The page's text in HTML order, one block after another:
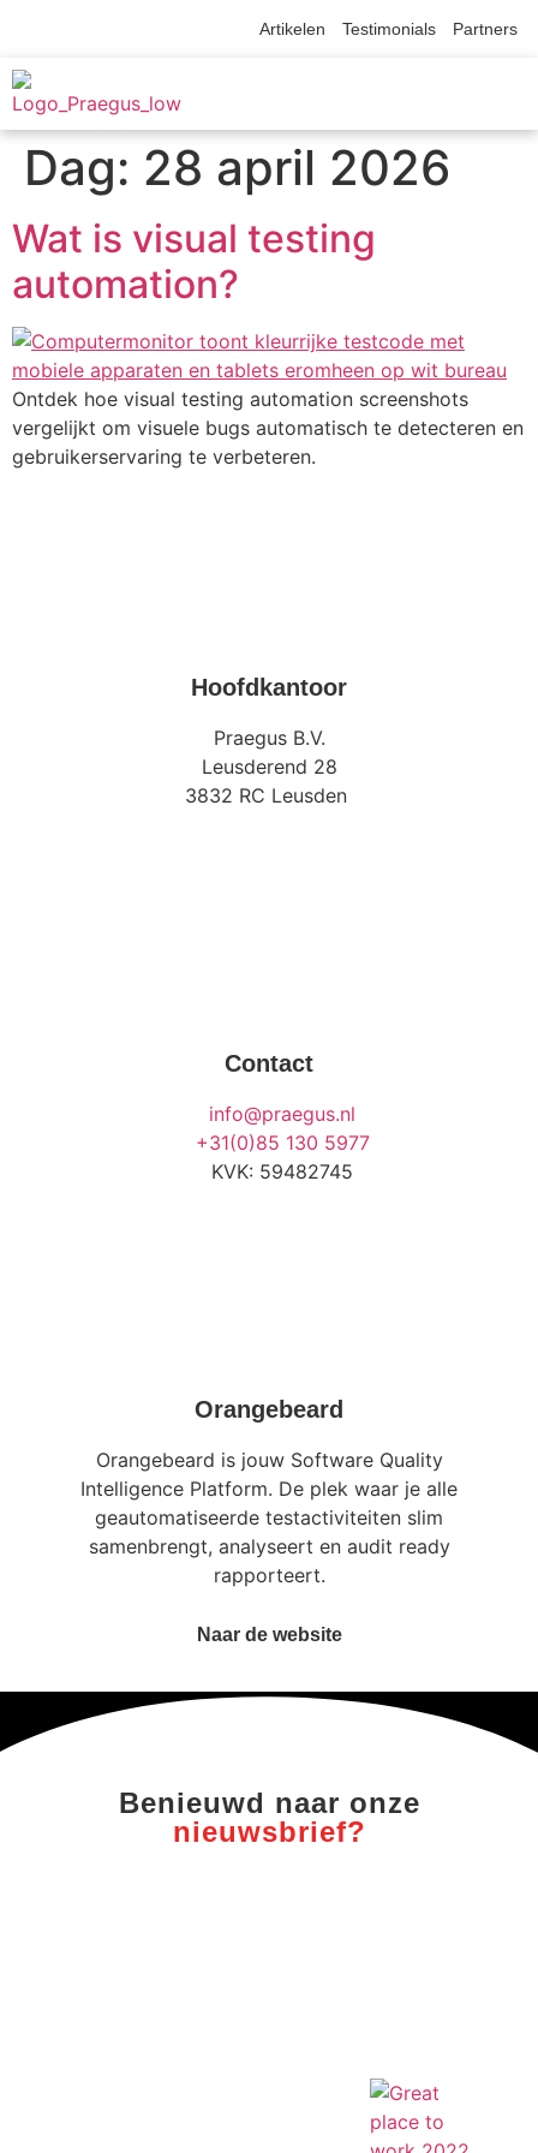
Artikelen Testimonials Partners
Dag: 28 april 2026
Wat is visual testing
automation?
Ontdek hoe visual testing automation screenshots
vergelijkt om visuele bugs automatisch te detecteren en
gebruikerservaring te verbeteren.
Hoofdkantoor
Praegus B.V.
Leusderend 28
3832 RC Leusden
Contact
info@praegus.nl
+31(0)85 130 5977
KVK: 59482745
Orangebeard
Orangebeard is jouw Software Quality
Intelligence Platform. De plek waar je alle
geautomatiseerde testactiviteiten slim
samenbrengt, analyseert en audit ready
rapporteert.
Naar de website
Benieuwd naar onze
nieuwsbrief?